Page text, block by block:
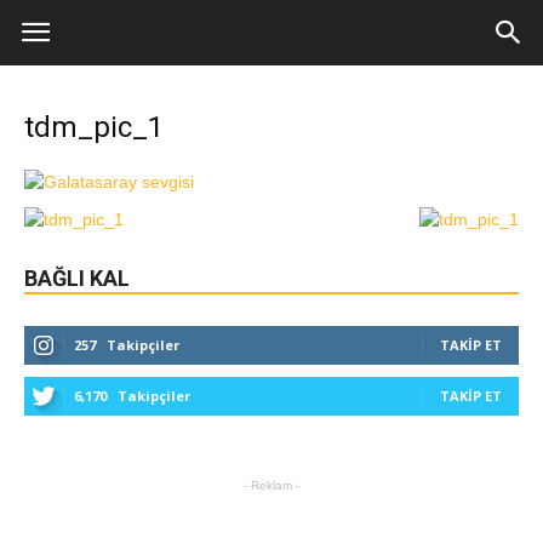
tdm_pic_1
BAĞLI KAL
257 Takipçiler TAKIP ET
6,170 Takipçiler TAKIP ET
- Reklam -